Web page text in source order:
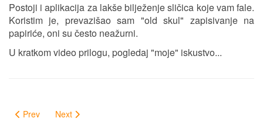
Postoji i aplikacija za lakše bilježenje sličica koje vam fale.
Koristim je, prevazišao sam "old skul" zapisivanje na
papiriće, oni su često neažurni.
U kratkom video prilogu, pogledaj "moje" iskustvo...
Prev Next